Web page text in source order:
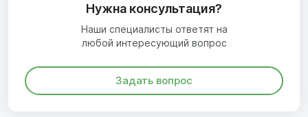
Нужна консультация?
Наши специалисты ответят на
любой интересующий вопрос
Задать вопрос